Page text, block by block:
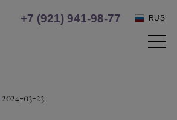
+7 (921) 941-98-77 RUS
2024-03-23